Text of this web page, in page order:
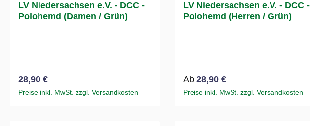
LV Niedersachsen e.V. - DCC -
Polohemd (Damen / Grün)
Regulärer Preis:
28,90 €
Preise inkl. MwSt. zzgl. Versandkosten
LV Niedersachsen e.V. - DCC -
Polohemd (Herren / Grün)
Regulärer Preis:
Ab 28,90 €
Preise inkl. MwSt. zzgl. Versandkosten